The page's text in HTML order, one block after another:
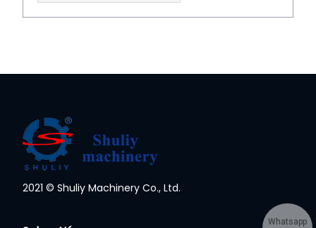
2021 © Shuliy Machinery Co., Ltd.
Whatsapp